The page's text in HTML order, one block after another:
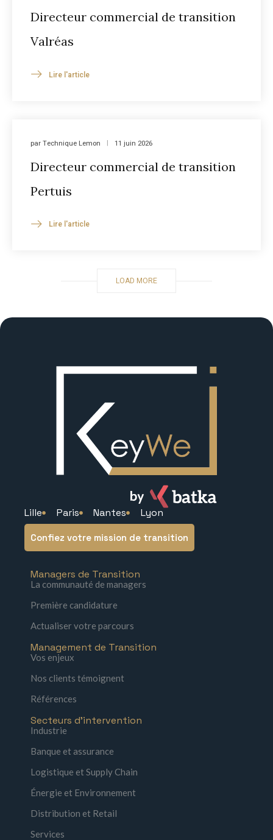
Directeur commercial de transition
Valréas
Lire l'article
parTechnique Lemon 11 juin 2026
Directeur commercial de transition
Pertuis
Lire l'article
LOAD MORE
Lille Paris Nantes Lyon
Confiez votre mission de transition
Managers de Transition
La communauté de managers
Première candidature
Actualiser votre parcours
Management de Transition
Vos enjeux
Nos clients témoignent
Références
Secteurs d'intervention
Industrie
Banque et assurance
Logistique et Supply Chain
Énergie et Environnement
Distribution et Retail
Services